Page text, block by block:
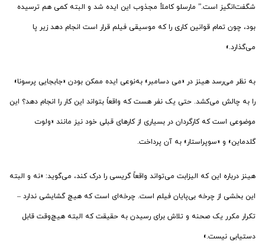
شگفت‌انگیز است.” مارسلو کاملاً مجذوب این ایده شد و البته کمی هم ترسیده
بود، چون تمام قوانین کاری را که موسیقی فیلم قرار است انجام دهد زیر پا
می‌گذارد.»
به نظر می‌رسد هینز در «می دسامبر» به‌نوعی ایده ممکن بودن «جابجایی پرسونا»
را به چالش می‌کشد. حتی یک نفر هست که واقعاً بتواند این کار را انجام دهد؟ این
موضوعی است که کارگردان در بسیاری از کارهای قبلی خود نیز مانند «ولوت
گلدماین» و «سوپراستار» به آن پرداخت.
هینز درباره این که الیزابت می‌تواند واقعاً گریسی را درک کند، می‌گوید: «نه و البته
این بخشی از چرخه بی‌پایان فیلم است. چرخه‌ای است که هیچ گشایشی ندارد –
تکرار مکرر یک صحنه و تلاش برای رسیدن به حقیقت که البته هیچ‌وقت قابل
دستیابی نیست.»